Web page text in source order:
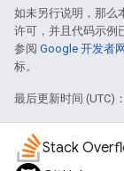
如未另行说明，那么
许可，并且代码示例
参阅 Google 开发者
标。
最后更新时间 (UTC)
Stack